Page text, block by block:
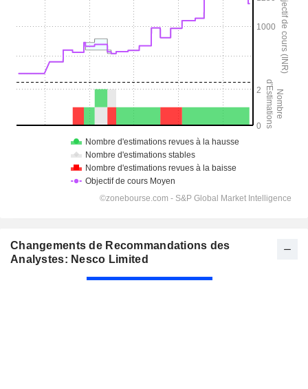
Changements de Recommandations des
Analystes: Nesco Limited